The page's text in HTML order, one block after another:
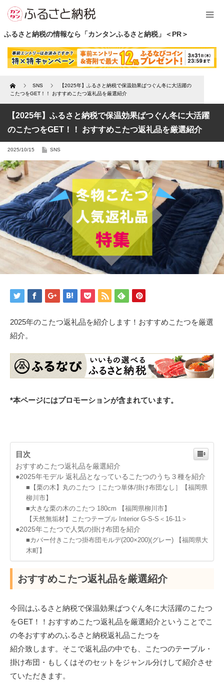
ふるさと納税の情報なら「カンタンふるさと納税」＜PR＞
Home SNS
【2025年】ふるさと納税で保温効果ばつぐん冬に大活躍の
こたつをGET！！ おすすめこたつ返礼品を厳選紹介
【2025年】ふるさと納税で保温効果ばつぐん冬に大活躍
のこたつをGET！！ おすすめこたつ返礼品を厳選紹介
2025/10/15 SNS
2025年のこたつ返礼品を紹介します！おすすめこたつを厳選
紹介。
*本ページにはプロモーションが含まれています。
目次
おすすめこたつ返礼品を厳選紹介
●2025年モデル 返礼品となっているこたつのうち３種を紹介
■【栗の木】丸のこたつ［こたつ単体/掛け布団なし］【福岡県
柳川市】
■大きな栗の木のこたつ 180cm 【福岡県柳川市】
【天然無垢材】こたつテーブル Interior G-S-S＜16-11＞
●2025年こたつで人気の掛け布団を紹介
■カバー付きこたつ掛布団モルデ(200×200)(グレー) 【福岡県大
木町】
おすすめこたつ返礼品を厳選紹介
今回はふるさと納税で保温効果ばつぐん冬に大活躍のこたつ
をGET！！おすすめこたつ返礼品を厳選紹介ということでこ
の冬おすすめのふるさと納税返礼品こたつを
紹介致します。そこで返礼品の中でも、こたつのテーブル・
掛け布団・もしくはそのセットをジャンル分けして紹介させ
ていただきます。